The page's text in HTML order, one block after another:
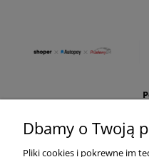
Dbamy o Twoją
Pliki cookies i pokrewne im